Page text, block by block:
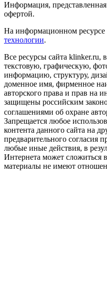
Информация,
офертой.
На информационном
технологии.
Все ресурсы сайта klinker.ru,
текстовую, графическую,
информацию, структуру,
доменное имя, фирменное
авторского права и прав на
защищены российским
соглашениями об охране
Запрещается любое
контента данного сайта на
предварительного согласия
любые иные действия, в
Интернета может сложиться
материалы не имеют